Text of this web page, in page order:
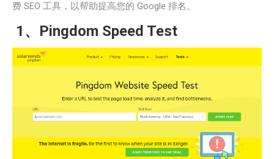
费 SEO 工具，以帮助提高您的 Google 排名。
1、Pingdom Speed Test